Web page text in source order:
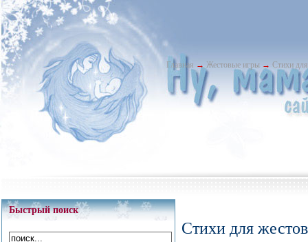
Главная → Жестовые игры → Стихи
Быстрый поиск
Стихи для